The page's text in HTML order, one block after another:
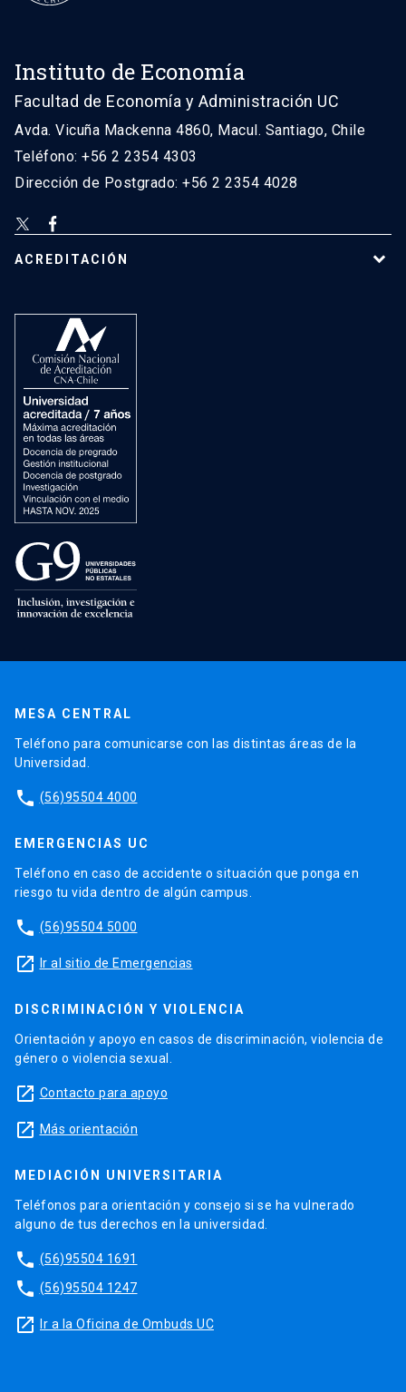
Instituto de Economía
Facultad de Economía y Administración UC
Avda. Vicuña Mackenna 4860, Macul. Santiago, Chile
Teléfono: +56 2 2354 4303
Dirección de Postgrado: +56 2 2354 4028
ACREDITACIÓN
MESA CENTRAL
Teléfono para comunicarse con las distintas áreas de la
Universidad.
phone (56)95504 4000
EMERGENCIAS UC
Teléfono en caso de accidente o situación que ponga en
riesgo tu vida dentro de algún campus.
phone (56)95504 5000
launch Ir al sitio de Emergencias
DISCRIMINACIÓN Y VIOLENCIA
Orientación y apoyo en casos de discriminación, violencia de
género o violencia sexual.
launch Contacto para apoyo
launch Más orientación
MEDIACIÓN UNIVERSITARIA
Teléfonos para orientación y consejo si se ha vulnerado
alguno de tus derechos en la universidad.
phone (56)95504 1691
phone (56)95504 1247
launch Ir a la Oficina de Ombuds UC